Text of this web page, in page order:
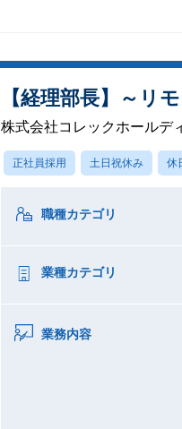
【経理部長】～リ
株式会社コレックホールデ
正社員採用 土日祝休み 休
職種カテゴリ
業種カテゴリ
業務内容